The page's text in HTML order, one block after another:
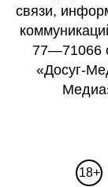
связи,
77—71066
«Досуг-
18+